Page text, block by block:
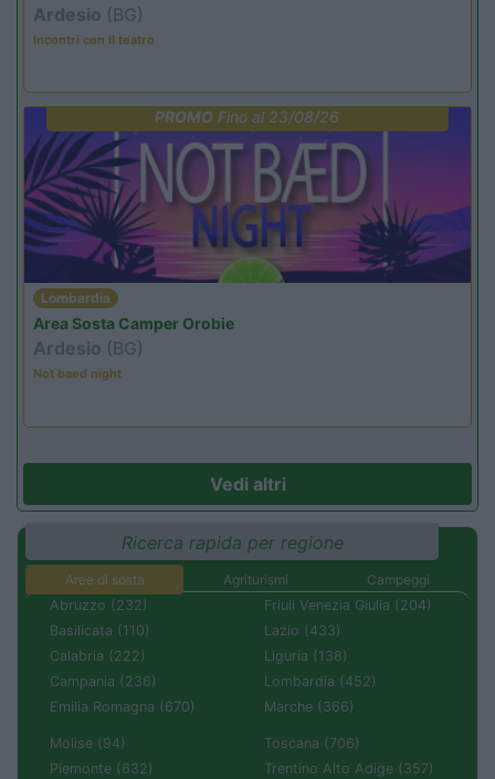
Ardesio (BG)
Incontri con il teatro
PROMO Fino al 23/08/26
Lombardia
Area Sosta Camper Orobie
Ardesio (BG)
Not baed night
Vedi altri
Ricerca rapida per regione
Aree di sosta Agriturismi
Campeggi
Abruzzo (232)
Basilicata (110)
Calabria (222)
Campania (236)
Emilia Romagna (670)
Friuli Venezia Giulia (204)
Lazio (433)
Liguria (138)
Lombardia (452)
Marche (366)
Molise (94)
Piemonte (632)
Toscana (706)
Trentino Alto Adige (357)